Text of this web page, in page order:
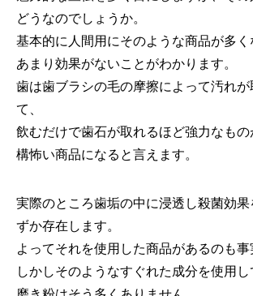
どうなのでしょうか。
基本的に人間用にそのような商品が多く
あまり効果がないことがわかります。
歯は歯ブラシの毛の摩擦によって汚れが
て、
飲むだけで歯石が取れるほど強力なも
構怖い商品になると言えます。
実際のところ歯垢の中に浸透し殺菌効
ずか存在します。
よってそれを使用した商品があるのも事
しかしそのようなすぐれた成分を使用